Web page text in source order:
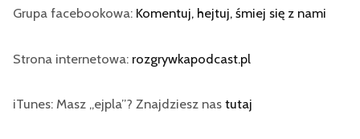
Grupa facebookowa: Komentuj, hejtuj, śmiej się z nami
Strona internetowa: rozgrywkapodcast.pl
iTunes: Masz „ejpla”? Znajdziesz nas tutaj